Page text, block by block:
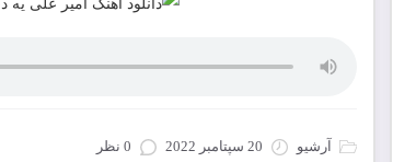
آرشیو 20 سپتامبر 2022 0 نظر